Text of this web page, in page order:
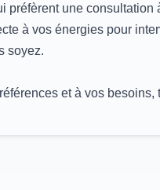
une
à vos énergies pour
soyez.
et à vos